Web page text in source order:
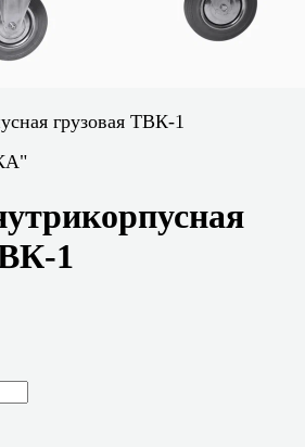
грузовая ТВК-1
1